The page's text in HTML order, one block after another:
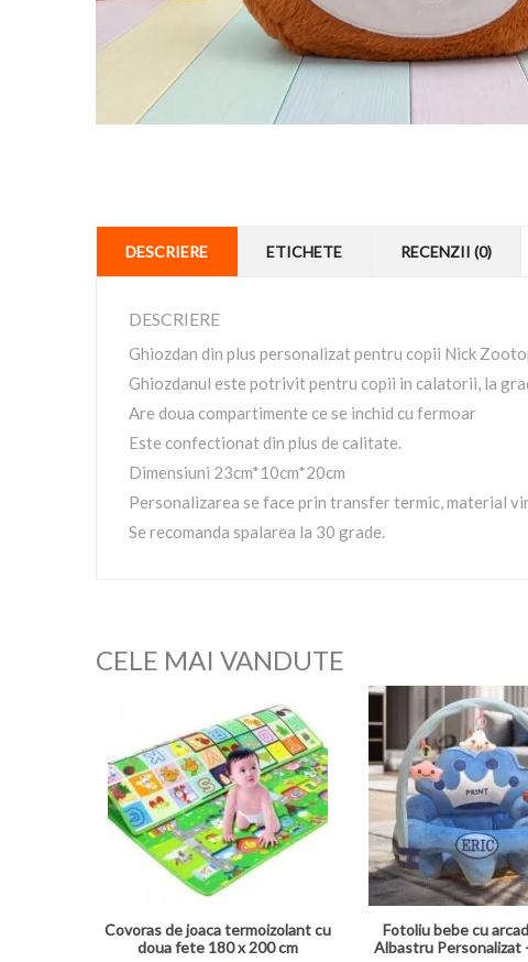
DESCRIERE ETICHETE RECENZII (0)
DESCRIERE
Ghiozdan din plus personalizat pentru copii Nick
Ghiozdanul este potrivit pentru copii in calatorii, la
Are doua compartimente ce se inchid cu fermoar
Este confectionat din plus de calitate.
Dimensiuni 23cm*10cm*20cm
Personalizarea se face prin transfer termic, material
Se recomanda spalarea la 30 grade.
CELE MAI VANDUTE
Covoras de joaca termoizolant cu
doua fete 180 x 200 cm
Fotoliu bebe cu
Albastru Personalizat